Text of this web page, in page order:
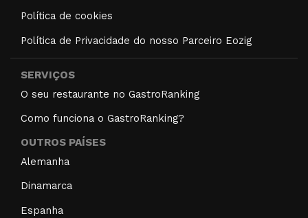
Política de cookies
Política de Privacidade do nosso Parceiro Eozig
SERVIÇOS
O seu restaurante no GastroRanking
Como funciona o GastroRanking?
OUTROS PAÍSES
Alemanha
Dinamarca
Espanha